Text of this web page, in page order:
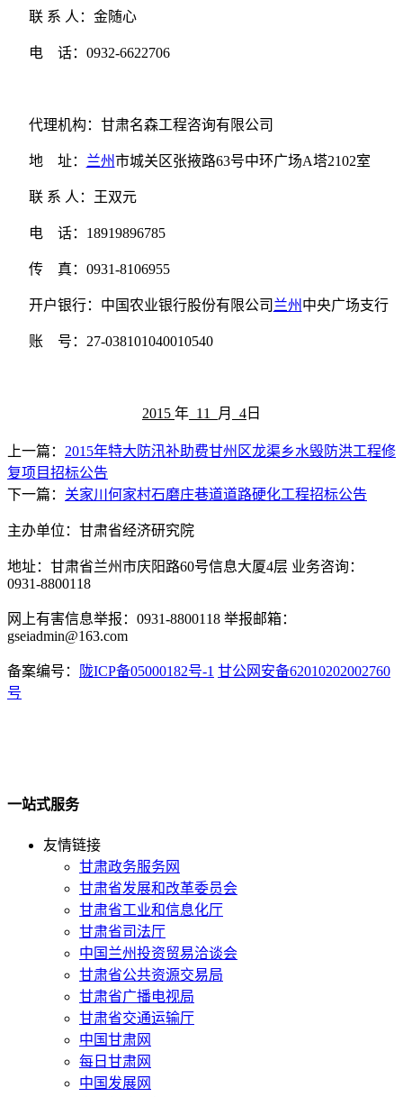
联 系 人：金随心
电 话：0932-6622706
代理机构：甘肃名森工程咨询有限公司
地 址： 兰州市城关区张掖路63号中环广场A塔2102室
联 系 人：王双元
电 话：18919896785
传 真：0931-8106955
开户银行：中国农业银行股份有限公司 兰州 中央广场支行
账 号：27-038101040010540
201 5 年 11 月 4 日
上一篇： 2015年特大防汛补助费甘州区龙渠乡水毁防洪工程修
复项目招标公告
下一篇： 关家川何家村石磨庄巷道道路硬化工程招标公告
主办单位：甘肃省经济研究院
地址：甘肃省兰州市庆阳路60号信息大厦4层 业务咨询：
0931-8800118
网上有害信息举报：0931-8800118 举报邮箱：
gseiadmin@163.com
备案编号： 陇ICP备05000182号-1 甘公网安备62010202002760
号
一站式服务
友情链接
甘肃政务服务网
甘肃省发展和改革委员会
甘肃省工业和信息化厅
甘肃省司法厅
中国兰州投资贸易洽谈会
甘肃省公共资源交易局
甘肃省广播电视局
甘肃省交通运输厅
中国甘肃网
每日甘肃网
中国发展网